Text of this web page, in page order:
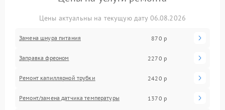
Цены актуальны на текущую дату 06.08.2026
Замена шнура питания 870 р
Заправка фреоном 2270 р
Ремонт капиллярной трубки 2420 р
Ремонт/замена датчика температуры 1370 р